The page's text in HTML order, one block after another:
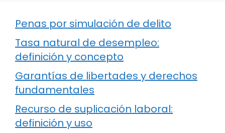
Penas por simulación de delito
Tasa natural de desempleo:
definición y concepto
Garantías de libertades y derechos
fundamentales
Recurso de suplicación laboral:
definición y uso